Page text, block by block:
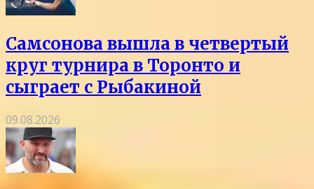
Самсонова вышла в четвертый
круг турнира в Торонто и
сыграет с Рыбакиной
09.08.2026